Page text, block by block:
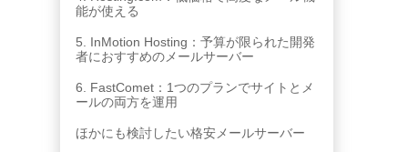
能が使える
5. InMotion Hosting：予算が限られた開発
者におすすめのメールサーバー
6. FastComet：1つのプランでサイトとメ
ールの両方を運用
ほかにも検討したい格安メールサーバー